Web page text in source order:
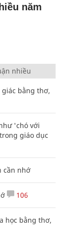
năm
nhiều
bằng thơ,
'chó với
giáo dục
cần nhớ
106
học bằng thơ,